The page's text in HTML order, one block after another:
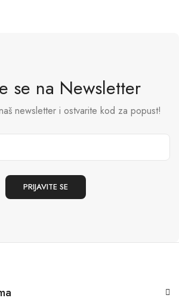
se na Newsletter
newsletter i ostvarite kod za popust!